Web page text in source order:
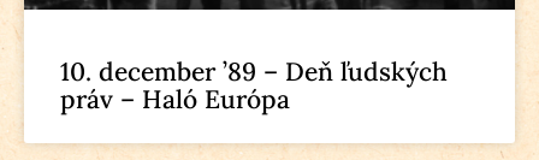
10. december ’89 – Deň ľudských
práv – Haló Európa